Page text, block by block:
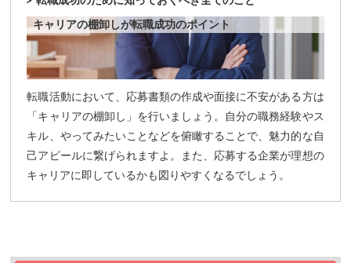
キャリアの棚卸しが転職成功のポイント
転職活動において、応募書類の作成や面接に不安がある方は
「キャリアの棚卸し」を行いましょう。自分の職務経験やス
キル、やってみたいことなどを俯瞰することで、魅力的な自
己アピールに繋げられますよ。また、応募する企業が理想の
キャリアに即しているかも図りやすくなるでしょう。